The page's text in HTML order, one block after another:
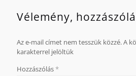
Vélemény,
Az e-mail címet nem tesszük közzé.A
karakterrel jelöltük
Hozzászólás*